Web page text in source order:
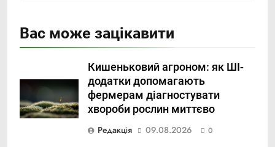
Вас може зацікавити
Кишеньковий агроном: як ШІ-
додатки допомагають
фермерам діагностувати
хвороби рослин миттєво
Редакція
09.08.2026 0